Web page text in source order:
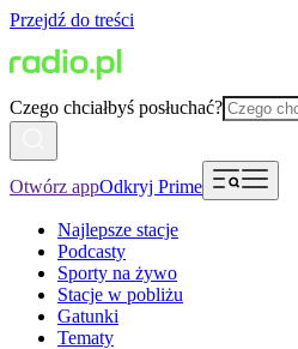
Przejdź do treści
Czego chciałbyś posłuchać?
Otwórz appOdkryj Prime
Najlepsze stacje
Podcasty
Sporty na żywo
Stacje w pobliżu
Gatunki
Tematy